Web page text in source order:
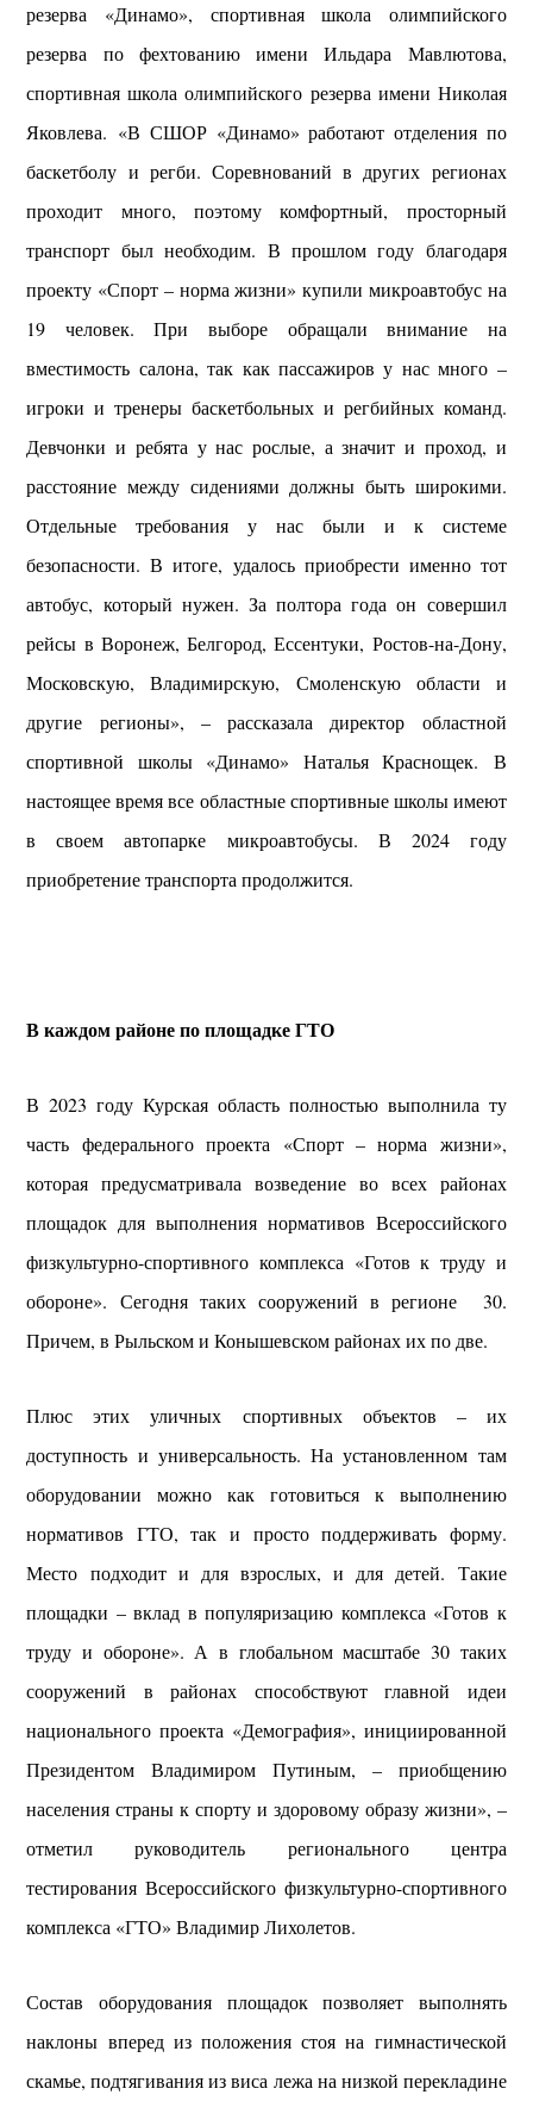
резерва «Динамо», спортивная школа олимпийского
резерва по фехтованию имени Ильдара Мавлютова,
спортивная школа олимпийского резерва имени Николая
Яковлева. «В СШОР «Динамо» работают отделения по
баскетболу и регби. Соревнований в других регионах
проходит много, поэтому комфортный, просторный
транспорт был необходим. В прошлом году благодаря
проекту «Спорт – норма жизни» купили микроавтобус на
19 человек. При выборе обращали внимание на
вместимость салона, так как пассажиров у нас много –
игроки и тренеры баскетбольных и регбийных команд.
Девчонки и ребята у нас рослые, а значит и проход, и
расстояние между сидениями должны быть широкими.
Отдельные требования у нас были и к системе
безопасности. В итоге, удалось приобрести именно тот
автобус, который нужен. За полтора года он совершил
рейсы в Воронеж, Белгород, Ессентуки, Ростов-на-Дону,
Московскую, Владимирскую, Смоленскую области и
другие регионы», – рассказала директор областной
спортивной школы «Динамо» Наталья Краснощек. В
настоящее время все областные спортивные школы имеют
в своем автопарке микроавтобусы. В 2024 году
приобретение транспорта продолжится.
В каждом районе по площадке ГТО
В 2023 году Курская область полностью выполнила ту
часть федерального проекта «Спорт – норма жизни»,
которая предусматривала возведение во всех районах
площадок для выполнения нормативов Всероссийского
физкультурно-спортивного комплекса «Готов к труду и
обороне». Сегодня таких сооружений в регионе 30.
Причем, в Рыльском и Конышевском районах их по две.
Плюс этих уличных спортивных объектов – их
доступность и универсальность. На установленном там
оборудовании можно как готовиться к выполнению
нормативов ГТО, так и просто поддерживать форму.
Место подходит и для взрослых, и для детей. Такие
площадки – вклад в популяризацию комплекса «Готов к
труду и обороне». А в глобальном масштабе 30 таких
сооружений в районах способствуют главной идеи
национального проекта «Демография», инициированной
Президентом Владимиром Путиным, – приобщению
населения страны к спорту и здоровому образу жизни», –
отметил руководитель регионального центра
тестирования Всероссийского физкультурно-спортивного
комплекса «ГТО» Владимир Лихолетов.
Состав оборудования площадок позволяет выполнять
наклоны вперед из положения стоя на гимнастической
скамье, подтягивания из виса лежа на низкой перекладине